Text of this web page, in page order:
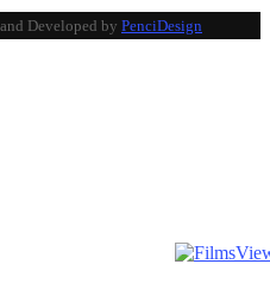
Developed by PenciDesign